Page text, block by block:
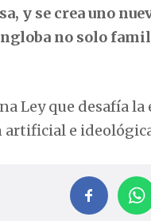
y se crea uno
no solo
Ley que desafía
e